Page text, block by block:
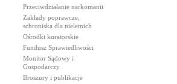
Przeciwdziałanie narkomanii
Zakłady poprawcze,
schroniska dla nieletnich
Ośrodki kuratorskie
Fundusz Sprawiedliwości
Monitor Sądowy i
Gospodarczy
Broszury i publikacje